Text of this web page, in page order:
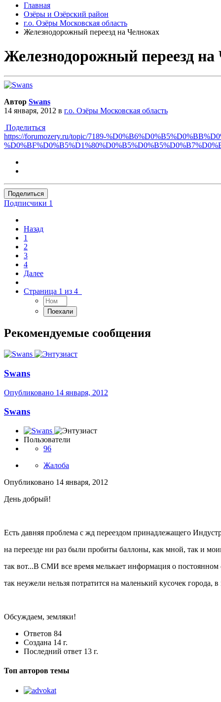
Главная
Озёры и Озёрский район
г.о. Озёры Московская область
Железнодорожный переезд на Челноках
Железнодорожный переезд на
Автор Swans
14 января, 2012 в г.о. Озёры Московская область
Поделиться
https://forumozery.ru/topic/7189-
Поделиться
Подписчики 1
Назад
1
2
3
4
Далее
Страница 1 из 4
Рекомендуемые сообщения
Swans
Опубликовано 14 января, 2012
Swans
Пользователи
96
Жалоба
Опубликовано 14 января, 2012
День добрый!
Есть давняя проблема с жд переездом принадлежащего
на переезде ни раз были пробиты баллоны, как мной, так и
так вот...В СМИ все время мелькает информация о
так неужели нельзя потратится на маленький кусочек города,
Обсуждаем, земляки!
Ответов 84
Создана 14 г.
Последний ответ 13 г.
Топ авторов темы